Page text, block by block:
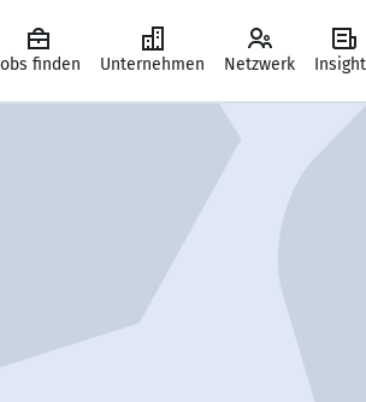
finden Unternehmen Netzwerk